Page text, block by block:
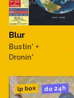
Blur
Bustin' +
Dronin'
lp box do 24h